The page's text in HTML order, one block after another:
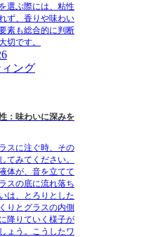
選ぶ際には、粘性
ず、香りや味わい
素も総合的に判断
切です。
ング
：味わいに深みを
スに注ぐ時、その
てみてください。
体が、音を立てて
スの底に流れ落ち
は、とろりとした
りとグラスの内側
降りていく様子が
ょう。こうしたワ